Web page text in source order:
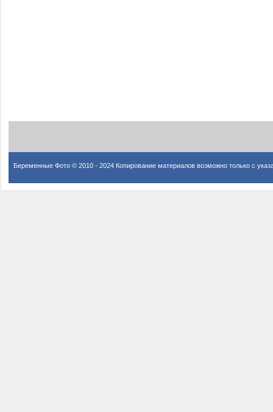
Беременные Фото © 2010 - 2024 Копирование материалов возможно только с